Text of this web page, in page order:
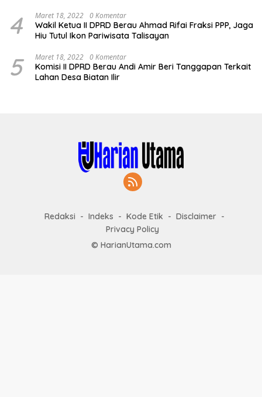
4 Maret 18, 2022 0 Komentar
Wakil Ketua II DPRD Berau Ahmad Rifai Fraksi PPP, Jaga
Hiu Tutul Ikon Pariwisata Talisayan
5 Maret 18, 2022 0 Komentar
Komisi II DPRD Berau Andi Amir Beri Tanggapan Terkait
Lahan Desa Biatan Ilir
Redaksi Indeks Kode Etik
Disclaimer
Privacy Policy
© HarianUtama.com